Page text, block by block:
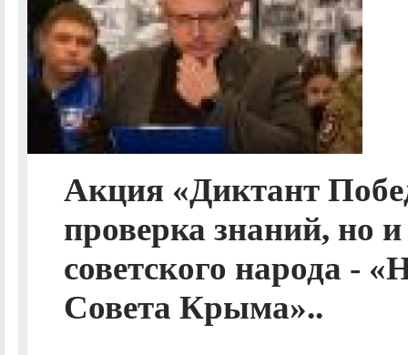
Акция «Диктант
проверка знаний, но
советского народа -
Совета Крыма»..